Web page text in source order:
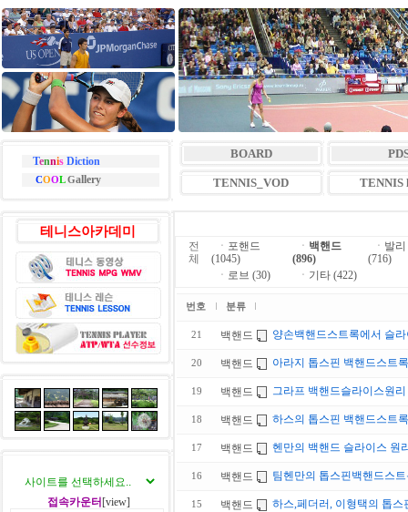
TennisDiction
COOLGallery
BOARD
TENNIS_VOD TENNIS
테니스아카데미
접속카운터 [view]
전
체
ㆍ 포핸드
(1045)
ㆍ 백핸드
(896)
ㆍ 발리
(716)
ㆍ 로브 (30) ㆍ 기타 (422)
번호 분류
21 백핸드 양손백핸드스트록에서 슬
20 백핸드 아라지 톱스핀 백핸드스트록
19 백핸드 그라프 백핸드슬라이스원리
18 백핸드 하스의 톱스핀 백핸드스트록
17 백핸드 헨만의 백핸드 슬라이스 원
16 백핸드 팀헨만의 톱스핀백핸드스
15 백핸드 하스,페더러, 이형택의 톱